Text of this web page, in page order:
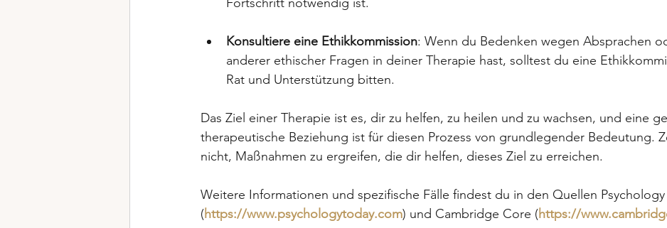
Konsultiere eine Ethikkommission: Wenn du Bedenken wegen Absprachen
anderer ethischer Fragen in deiner Therapie hast, solltest du eine
Rat und Unterstützung bitten.
Das Ziel einer Therapie ist es, dir zu helfen, zu heilen und zu wachsen, und eine
therapeutische Beziehung ist für diesen Prozess von grundlegender Bedeutung.
nicht, Maßnahmen zu ergreifen, die dir helfen, dieses Ziel zu erreichen.
Weitere Informationen und spezifische Fälle findest du in den Quellen Psychology
(https://www.psychologytoday.com) und Cambridge Core (https://